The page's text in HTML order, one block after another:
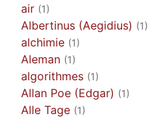
air (1)
Albertinus (Aegidius) (1)
alchimie (1)
Aleman (1)
algorithmes (1)
Allan Poe (Edgar) (1)
Alle Tage (1)